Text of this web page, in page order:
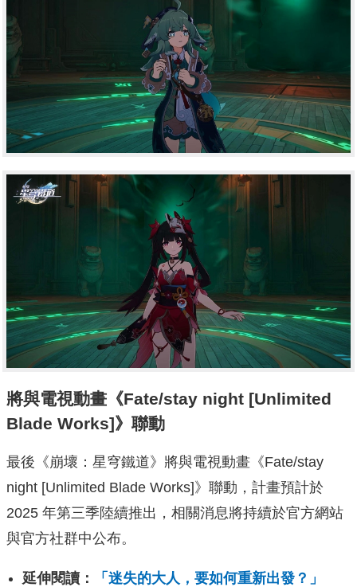
將與電視動畫《Fate/stay night [Unlimited
Blade Works]》聯動
最後《崩壞：星穹鐵道》將與電視動畫《Fate/stay
night [Unlimited Blade Works]》聯動，計畫預計於
2025 年第三季陸續推出，相關消息將持續於官方網站
與官方社群中公布。
延伸閱讀：
「迷失的大人，要如何重新出發？」